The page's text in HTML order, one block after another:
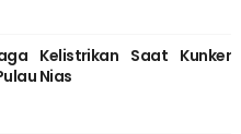
Kelistrikan Saat Kunker
Nias